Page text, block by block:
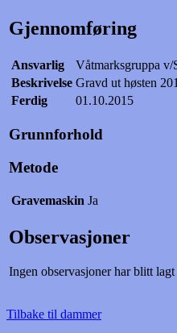
Gjennomføring
Ansvarlig
Våtmarksgruppa v/
Beskrivelse Gravd ut høsten
Ferdig
01.10.2015
Grunnforhold
Metode
Gravemaskin Ja
Observasjoner
Ingen observasjoner har blitt
Tilbake til dammer